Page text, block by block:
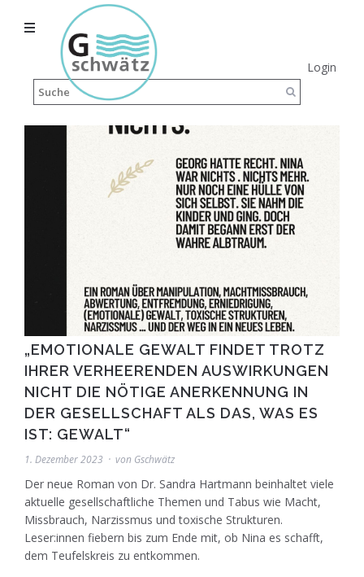
Login
„EMOTIONALE GEWALT FINDET TROTZ
IHRER VERHEERENDEN AUSWIRKUNGEN
NICHT DIE NÖTIGE ANERKENNUNG IN
DER GESELLSCHAFT ALS DAS, WAS ES
IST: GEWALT“
1. Dezember 2023 von Gschwätz
Der neue Roman von Dr. Sandra Hartmann beinhaltet viele
aktuelle gesellschaftliche Themen und Tabus wie Macht,
Missbrauch, Narzissmus und toxische Strukturen.
Leser:innen fiebern bis zum Ende mit, ob Nina es schafft,
dem Teufelskreis zu entkommen.